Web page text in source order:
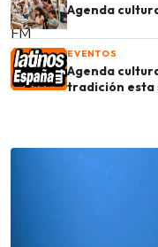
Agenda
EVENTOS
Agenda
tradición esta